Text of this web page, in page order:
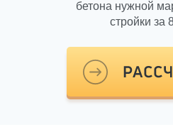
бетона нужной
стройки за